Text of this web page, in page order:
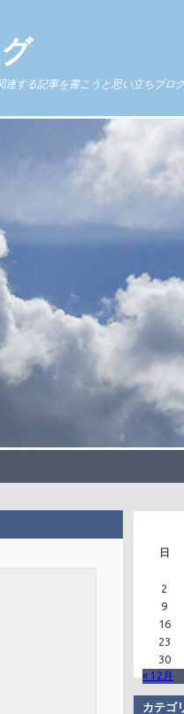
する記事を書こうと思い立ちブロ
日
2
9
16
23
30
« 12月
カテゴ